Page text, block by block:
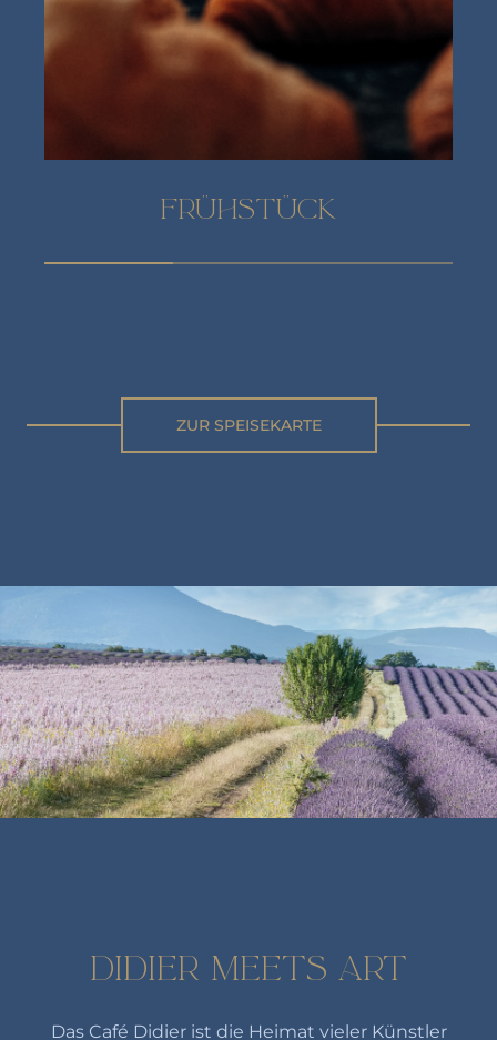
FRÜHSTÜCK
ZUR SPEISEKARTE
DIDIER MEETS ART
Das Café Didier ist die Heimat vieler Künstler